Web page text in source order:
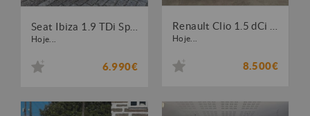
Seat Ibiza 1.9 TDi Sport DPF
Hoje...
6.990€
Hoje...
8.500€